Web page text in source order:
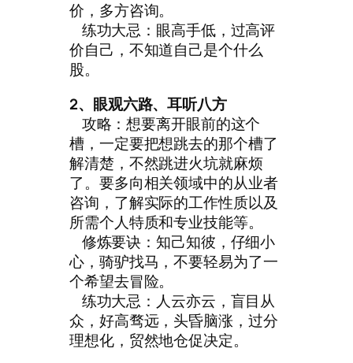
价，多方咨询。
练功大忌：眼高手低，过高评
价自己，不知道自己是个什么
股。
2、眼观六路、耳听八方
攻略：想要离开眼前的这个
槽，一定要把想跳去的那个槽了
解清楚，不然跳进火坑就麻烦
了。要多向相关领域中的从业者
咨询，了解实际的工作性质以及
所需个人特质和专业技能等。
修炼要诀：知己知彼，仔细小
心，骑驴找马，不要轻易为了一
个希望去冒险。
练功大忌：人云亦云，盲目从
众，好高骛远，头昏脑涨，过分
理想化，贸然地仓促决定。